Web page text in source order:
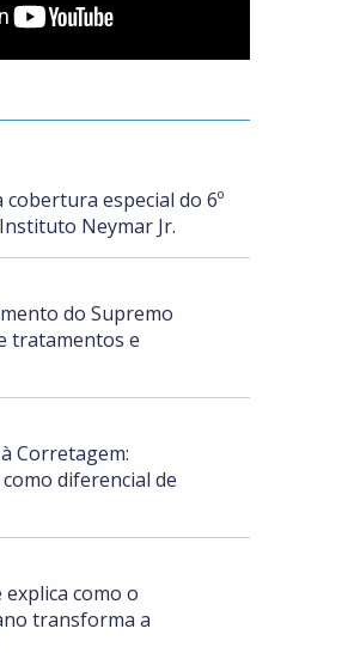
especial do 6º
Neymar Jr.
do Supremo
tratamentos e
Corretagem:
diferencial de
como o
transforma a